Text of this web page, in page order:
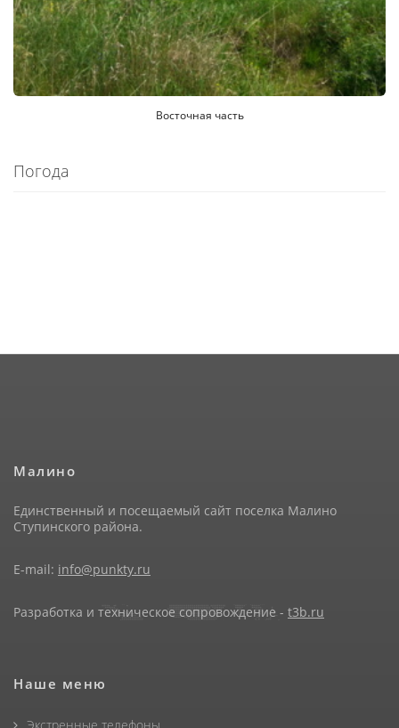
Восточная часть
Погода
Малино
Единственный и посещаемый сайт поселка Малино
Ступинского района.
E-mail: info@punkty.ru
Разработка и техническое сопровождение - t3b.ru
Наше меню